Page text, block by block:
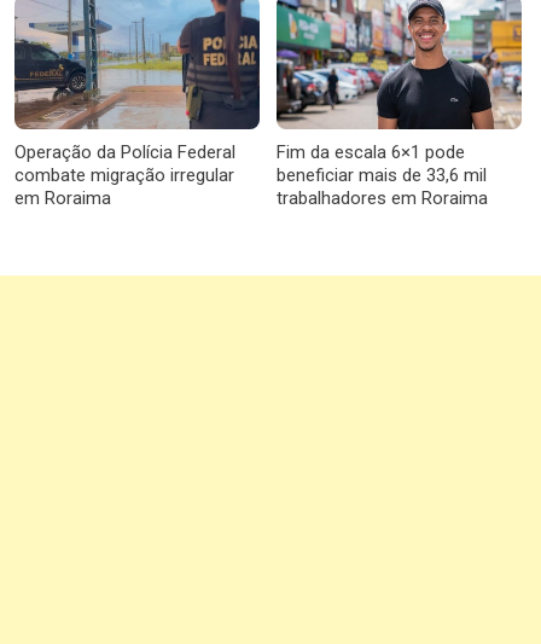
Operação da Polícia Federal
combate migração irregular
em Roraima
Fim da escala 6×1 pode
beneficiar mais de 33,6 mil
trabalhadores em Roraima